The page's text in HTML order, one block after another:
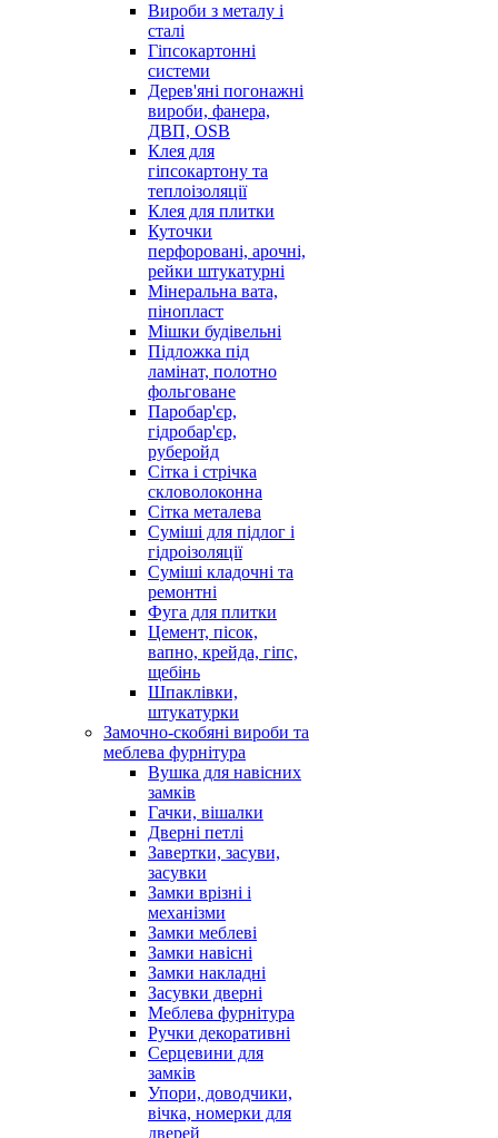
Вироби з металу і
сталі
Гіпсокартонні
системи
Дерев'яні погонажні
вироби, фанера,
ДВП, OSB
Клея для
гіпсокартону та
теплоізоляції
Клея для плитки
Куточки
перфоровані, арочні,
рейки штукатурні
Мінеральна вата,
пінопласт
Мішки будівельні
Підложка під
ламінат, полотно
фольговане
Паробар'єр,
гідробар'єр,
руберойд
Сітка і стрічка
скловолоконна
Сітка металева
Суміші для підлог і
гідроізоляції
Суміші кладочні та
ремонтні
Фуга для плитки
Цемент, пісок,
вапно, крейда, гіпс,
щебінь
Шпаклівки,
штукатурки
Замочно-скобяні вироби та
меблева фурнітура
Вушка для навісних
замків
Гачки, вішалки
Дверні петлі
Завертки, засуви,
засувки
Замки врізні і
механізми
Замки меблеві
Замки навісні
Замки накладні
Засувки дверні
Меблева фурнітура
Ручки декоративні
Серцевини для
замків
Упори, доводчики,
вічка, номерки для
дверей